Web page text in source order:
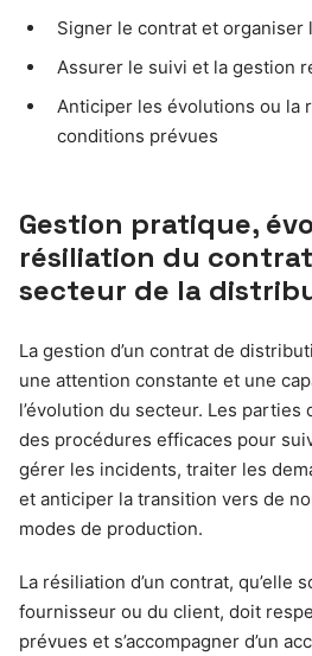
Signer le contrat et organiser
Assurer le suivi et la gestion
Anticiper les évolutions ou la
conditions prévues
Gestion pratique,
résiliation du
secteur de la
La gestion d’un contrat de
une attention constante et une
l’évolution du secteur. Les
des procédures efficaces pour
gérer les incidents, traiter les
et anticiper la transition vers de
modes de production.
La résiliation d’un contrat, qu’elle
fournisseur ou du client, doit
prévues et s’accompagner d’un